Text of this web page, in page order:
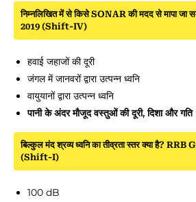
निम्नलिखित में से किसे SONAR की मदद से मापा
2019 (Shift-IV)
हवाई जहाजों की दूरी
जंगल में जानवरों द्वारा उत्पन्न ध्वनि
वायुयानों द्वारा उत्पन्न ध्वनि
पानी के अंदर मौजूद वस्तुओं की दूरी, दिशा और
बिल्कुल मंद श्रव्य ध्वनि का तीव्रता स्तर क्या है?
(Shift-I)
100 dB